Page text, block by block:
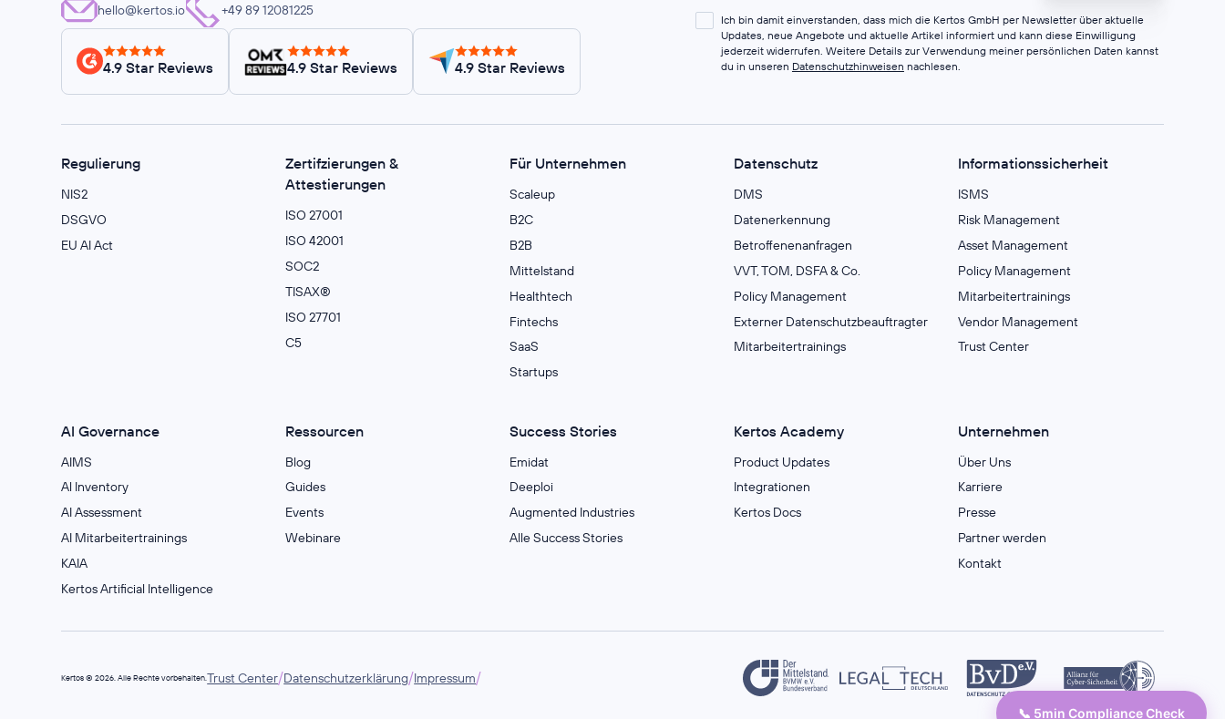
hello@kertos.io +49 89 12081225
4.9 Star Reviews 4.9 Star Reviews 4.9 Star Reviews
Ich bin damit einverstanden, dass mich die Kertos GmbH per Newsletter über aktuelle
Updates, neue Angebote und aktuelle Artikel informiert und kann diese Einwilligung
jederzeit widerrufen. Weitere Details zur Verwendung meiner persönlichen Daten kannst
du in unseren Datenschutzhinweisen nachlesen.
Regulierung
NIS2
DSGVO
EU AI Act
Zertifzierungen &
Attestierungen
ISO 27001
ISO 42001
SOC2
TISAX®
ISO 27701
C5
Für Unternehmen
Scaleup
B2C
B2B
Mittelstand
Healthtech
Fintechs
SaaS
Startups
Datenschutz
DMS
Datenerkennung
Betroffenenanfragen
VVT, TOM, DSFA & Co.
Policy Management
Externer Datenschutzbeauftragter
Mitarbeitertrainings
Informationssicherheit
ISMS
Risk Management
Asset Management
Policy Management
Mitarbeitertrainings
Vendor Management
Trust Center
AI Governance
AIMS
Al Inventory
AI Assessment
AI Mitarbeitertrainings
KAIA
Kertos Artificial Intelligence
Ressourcen
Blog
Guides
Events
Webinare
Success Stories
Emidat
Deeploi
Augmented Industries
Alle Success Stories
Kertos Academy
Product Updates
Integrationen
Kertos Docs
Unternehmen
Über Uns
Karriere
Presse
Partner werden
Kontakt
Kertos © 2026. Alle Rechte vorbehalten.Trust Center/Datenschutzerklärung/Impressum/
📞 5min Compliance Check